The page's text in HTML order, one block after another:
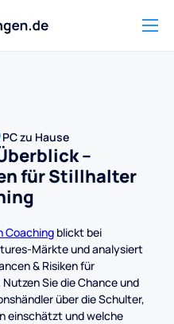
PC zu Hause
–
für Stillhalter
Coaching blickt bei
Märkte und analysiert
& Risiken für
Sie die Chance und
über die Schulter,
einschätzt und welche